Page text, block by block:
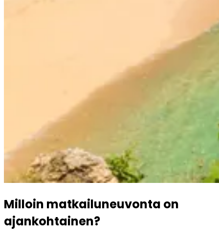
Milloin matkailuneuvonta on
ajankohtainen?